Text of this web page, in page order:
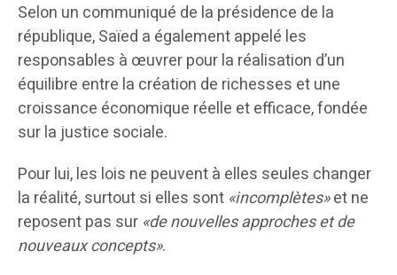
Selon un communiqué de la présidence de la
république, Saïed a également appelé les
responsables à œuvrer pour la réalisation d’un
équilibre entre la création de richesses et une
croissance économique réelle et efficace, fondée
sur la justice sociale.
Pour lui, les lois ne peuvent à elles seules changer
la réalité, surtout si elles sont «incomplètes»et ne
reposent pas sur «de nouvelles approches et de
nouveaux concepts».